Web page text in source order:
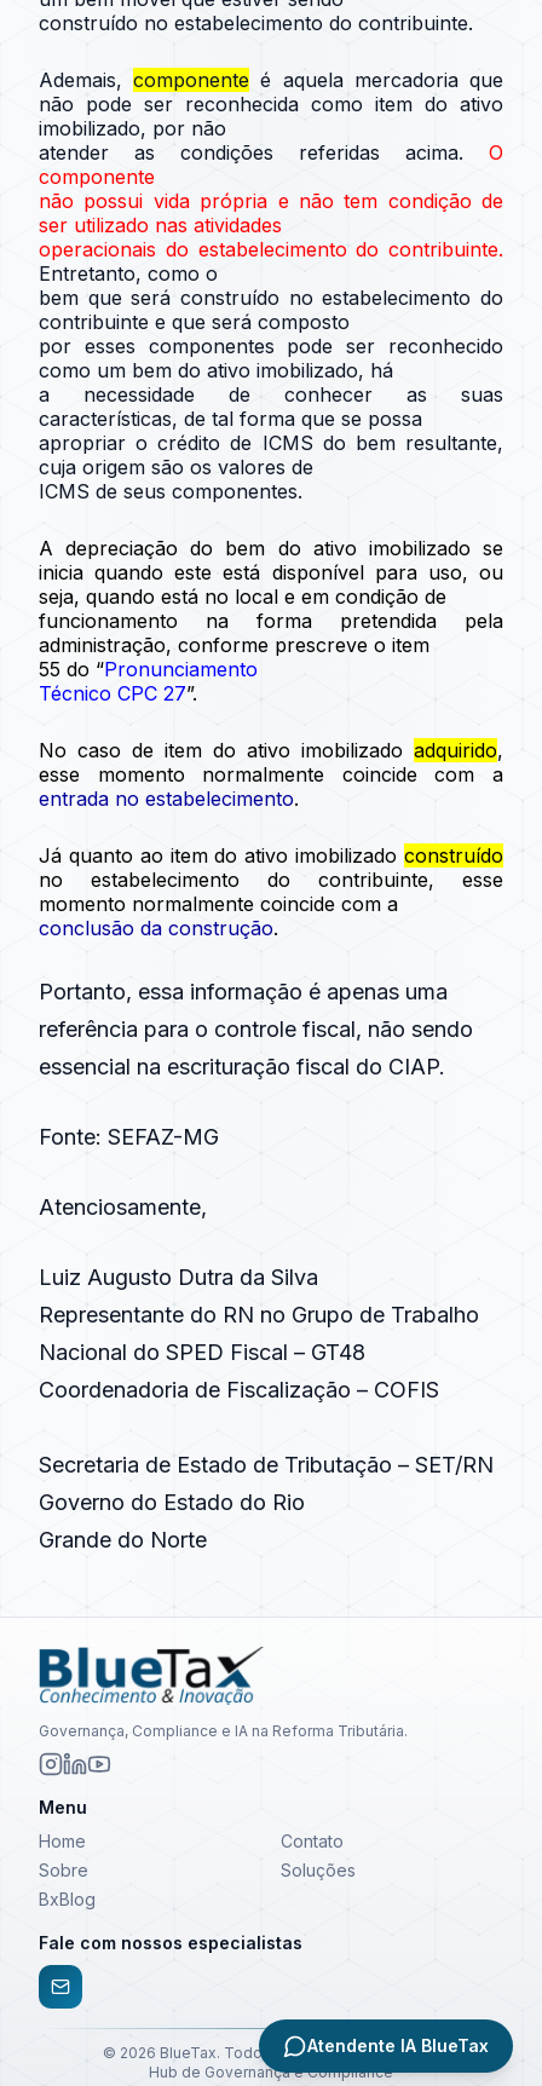
construído no estabelecimento do contribuinte.
Ademais,componente é aquela mercadoria que
não pode ser reconhecida como item do ativo
imobilizado, por não
atender as condições referidas acima. O
componente
não possui vida própria e não tem condição de
ser utilizado nas atividades
operacionais do estabelecimento do contribuinte.
Entretanto, como o
bem que será construído no estabelecimento do
contribuinte e que será composto
por esses componentes pode ser reconhecido
como um bem do ativo imobilizado, há
a necessidade de conhecer as suas
características, de tal forma que se possa
apropriar o crédito de ICMS do bem resultante,
cuja origem são os valores de
ICMS de seus componentes.
A depreciação do bem do ativo imobilizado se
inicia quando este está disponível para uso, ou
seja, quando está no local e em condição de
funcionamento na forma pretendida pela
administração, conforme prescreve o item
55 do “Pronunciamento
Técnico CPC 27”.
No caso de item do ativo imobilizado adquirido,
esse momento normalmente coincide com a
entrada no estabelecimento.
Já quanto ao item do ativo imobilizado construído
no estabelecimento do contribuinte, esse
momento normalmente coincide com a
conclusão da construção.
Portanto, essa informação é apenas uma
referência para o controle fiscal, não sendo
essencial na escrituração fiscal do CIAP.
Fonte: SEFAZ-MG
Atenciosamente,
Luiz Augusto Dutra da Silva
Representante do RN no Grupo de Trabalho
Nacional do SPED Fiscal – GT48
Coordenadoria de Fiscalização – COFIS
Secretaria de Estado de Tributação – SET/RN
Governo do Estado do Rio
Grande do Norte
Governança, Compliance e IA na Reforma Tributária.
Menu
Home
Contato
Sobre
Soluções
BxBlog
Fale com nossos especialistas
© 2026 BlueTax. Todos os direitos reservados.
Hub de Governança e Compliance
Atendente IA BlueTax